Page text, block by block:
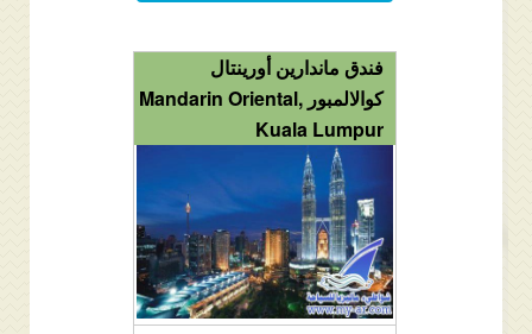
فندق ماندارين أورينتال
كوالالمبور Mandarin Oriental,
Kuala Lumpur